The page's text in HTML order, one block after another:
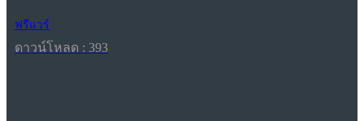
ฟรีแวร์
ดาวน์โหลด : 393